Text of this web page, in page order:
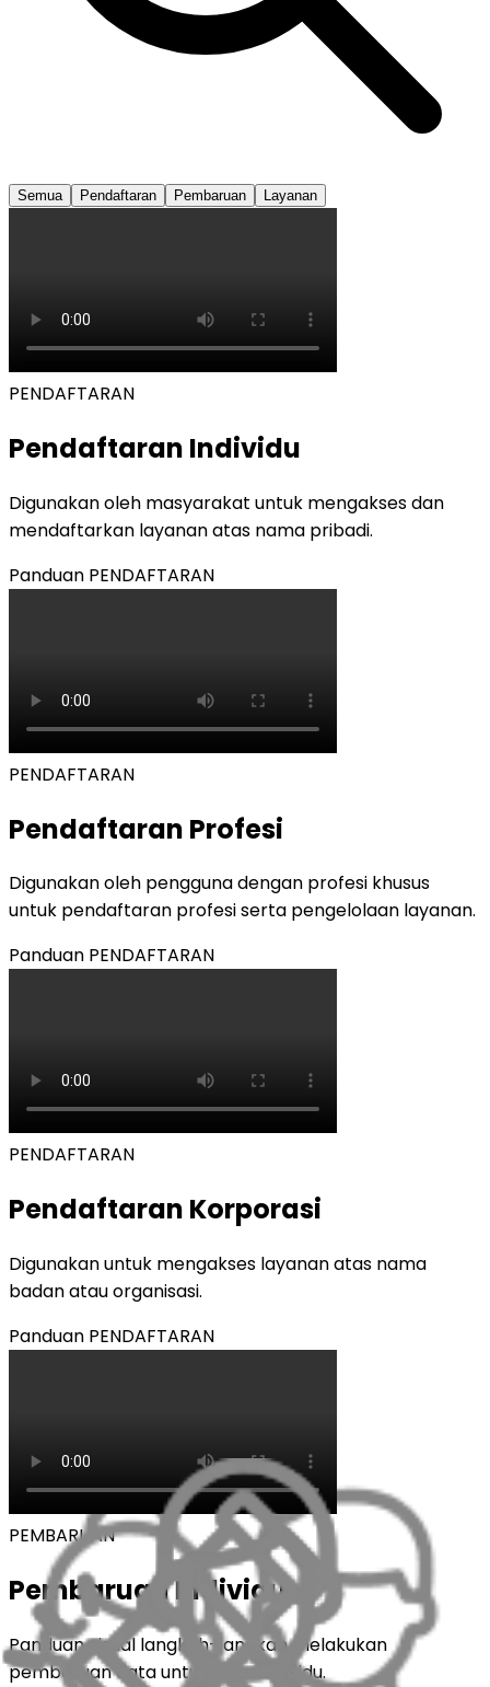
Semua Pendaftaran Pembaruan Layanan
PENDAFTARAN
Pendaftaran Individu
Digunakan oleh masyarakat untuk mengakses dan
mendaftarkan layanan atas nama pribadi.
Panduan PENDAFTARAN
PENDAFTARAN
Pendaftaran Profesi
Digunakan oleh pengguna dengan profesi khusus
untuk pendaftaran profesi serta pengelolaan layanan.
Panduan PENDAFTARAN
PENDAFTARAN
Pendaftaran Korporasi
Digunakan untuk mengakses layanan atas nama
badan atau organisasi.
Panduan PENDAFTARAN
PEMBARUAN
Pembaruan Individu
Panduan visual langkah-langkah melakukan
pembaruan data untuk akun Individu.